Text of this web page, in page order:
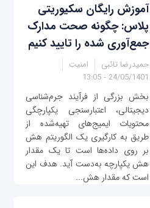
آموزش رایگان سکیوریتی
پلاس: چگونه صحت مدارک
جمع‌آوری شده را تایید کنیم
حمیدرضا تائبی
امنیت
24/05/1401 - 13:05
بخش بزرگی از فرآیند جرم‌شناسی
دیجیتالی، اعتبارسنجی یکپارچگی
محتویات ایمیج‌های تهیه‌شده از
طریق به کارگیری یک الگوریتم هش
بر روی داده‌ها است تا یک مقدار
هش یکپارچه به‌دست آید. هدف این
است که مقدار هش...